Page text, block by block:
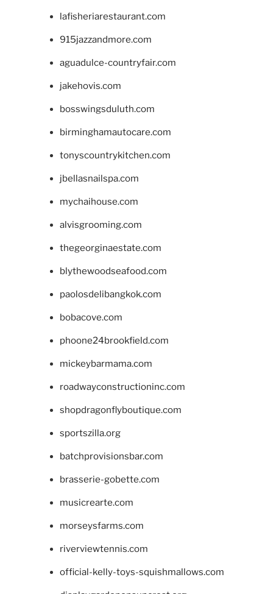
lafisheriarestaurant.com
915jazzandmore.com
aguadulce-countryfair.com
jakehovis.com
bosswingsduluth.com
birminghamautocare.com
tonyscountrykitchen.com
jbellasnailspa.com
mychaihouse.com
alvisgrooming.com
thegeorginaestate.com
blythewoodseafood.com
paolosdelibangkok.com
bobacove.com
phoone24brookfield.com
mickeybarmama.com
roadwayconstructioninc.com
shopdragonflyboutique.com
sportszilla.org
batchprovisionsbar.com
brasserie-gobette.com
musicrearte.com
morseysfarms.com
riverviewtennis.com
official-kelly-toys-squishmallows.com